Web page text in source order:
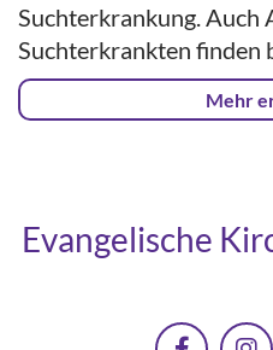
Suchterkrankung. Auch
Suchterkrankten finden
Mehr
Evangelische